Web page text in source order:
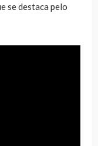
se destaca pelo